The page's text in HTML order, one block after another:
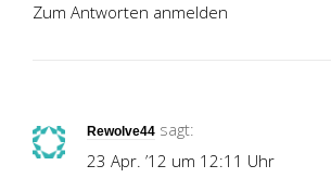
Zum Antworten anmelden
Rewolve44 sagt:
23 Apr. ’12 um 12:11 Uhr